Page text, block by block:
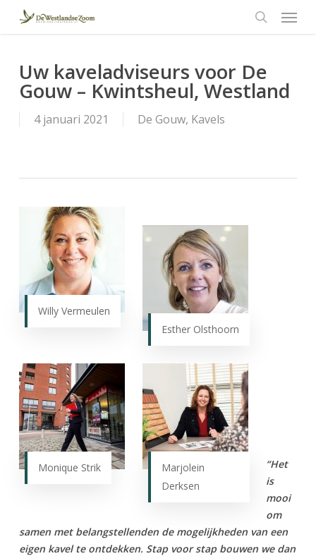
content
Menu
Uw kaveladviseurs voor De
Gouw – Kwintsheul, Westland
4 januari 2021 De Gouw, Kavels
Willy Vermeulen
Esther Olsthoorn
Monique Strik
Marjolein
Derksen
“Het
is
mooi
om
samen met belangstellenden de mogelijkheden van een
eigen kavel te ontdekken. Stap voor stap bouwen we dan